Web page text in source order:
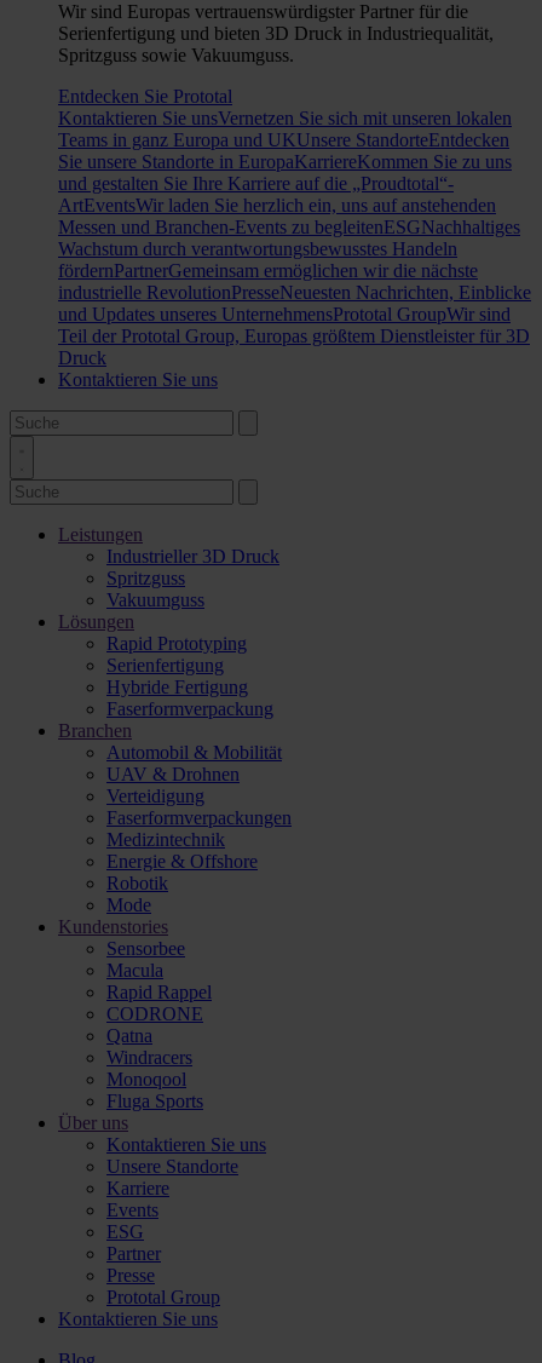
Wir sind Europas vertrauenswürdigster Partner für die
Serienfertigung und bieten 3D Druck in Industriequalität,
Spritzguss sowie Vakuumguss.
Entdecken Sie Prototal
Kontaktieren Sie unsVernetzen Sie sich mit unseren lokalen
Teams in ganz Europa und UKUnsere StandorteEntdecken
Sie unsere Standorte in EuropaKarriereKommen Sie zu uns
und gestalten Sie Ihre Karriere auf die „Proudtotal“-
ArtEventsWir laden Sie herzlich ein, uns auf anstehenden
Messen und Branchen-Events zu begleitenESGNachhaltiges
Wachstum durch verantwortungsbewusstes Handeln
fördernPartnerGemeinsam ermöglichen wir die nächste
industrielle RevolutionPresseNeuesten Nachrichten, Einblicke
und Updates unseres UnternehmensPrototal GroupWir sind
Teil der Prototal Group, Europas größtem Dienstleister für 3D
Druck
Kontaktieren Sie uns
Leistungen
Industrieller 3D Druck
Spritzguss
Vakuumguss
Lösungen
Rapid Prototyping
Serienfertigung
Hybride Fertigung
Faserformverpackung
Branchen
Automobil & Mobilität
UAV & Drohnen
Verteidigung
Faserformverpackungen
Medizintechnik
Energie & Offshore
Robotik
Mode
Kundenstories
Sensorbee
Macula
Rapid Rappel
CODRONE
Qatna
Windracers
Monoqool
Fluga Sports
Über uns
Kontaktieren Sie uns
Unsere Standorte
Karriere
Events
ESG
Partner
Presse
Prototal Group
Kontaktieren Sie uns